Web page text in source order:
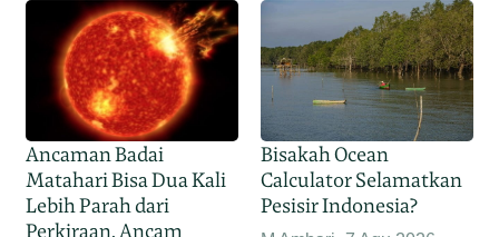
Ancaman Badai
Matahari Bisa Dua Kali
Lebih Parah dari
Perkiraan, Ancam
Bisakah Ocean
Calculator Selamatkan
Pesisir Indonesia?